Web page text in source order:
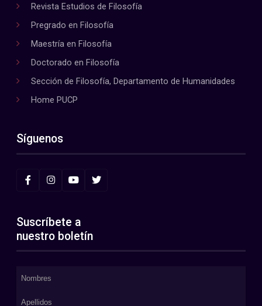
Revista Estudios de Filosofía
Pregrado en Filosofía
Maestría en Filosofía
Doctorado en Filosofía
Sección de Filosofía, Departamento de Humanidades
Home PUCP
Síguenos
Suscríbete a
nuestro boletín